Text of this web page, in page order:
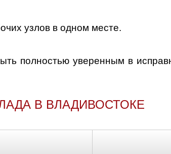
узлов в одном месте.
полностью уверенным в
В ВЛАДИВОСТОКЕ